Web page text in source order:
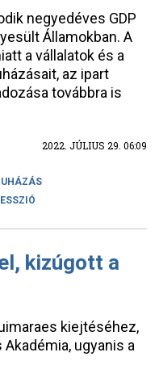
negyedéves GDP
Államokban. A
a vállalatok és a
az ipart
továbbra is
2022. JÚLIUS 29. 06:09
kizúgott a
kiejtéséhez,
ugyanis a